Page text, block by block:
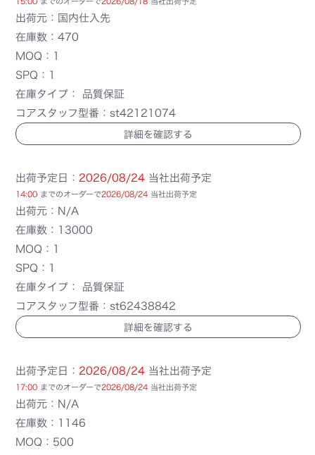
出荷元：国内仕入先
在庫数：470
MOQ：1
SPQ：1
在庫タイプ： 品質保証
コアスタッフ型番：st42121074
詳細を確認する
出荷予定日： 2026/08/24 当社出荷予定
14:00 までのオーダーで2026/08/24 当社出荷予定
出荷元：N/A
在庫数：13000
MOQ：1
SPQ：1
在庫タイプ： 品質保証
コアスタッフ型番：st62438842
詳細を確認する
出荷予定日： 2026/08/24 当社出荷予定
17:00 までのオーダーで2026/08/24 当社出荷予定
出荷元：N/A
在庫数：1146
MOQ：500